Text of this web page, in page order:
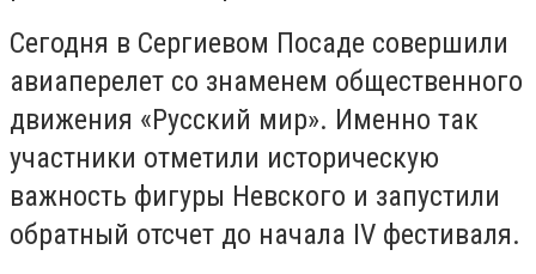
Сегодня в Сергиевом Посаде совершили
авиаперелет со знаменем общественного
движения «Русский мир». Именно так
участники отметили историческую
важность фигуры Невского и запустили
обратный отсчет до начала IV фестиваля.